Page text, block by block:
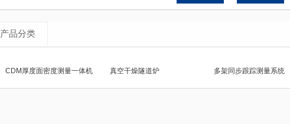
产品分类
CDM厚度面密度测量一体机 真空干燥隧道炉 多架同步跟踪测量系统